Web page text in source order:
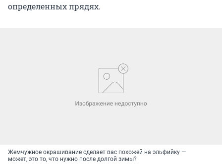
определенных прядях.
Жемчужное окрашивание сделает вас похожей на эльфийку —
может, это то, что нужно после долгой зимы?